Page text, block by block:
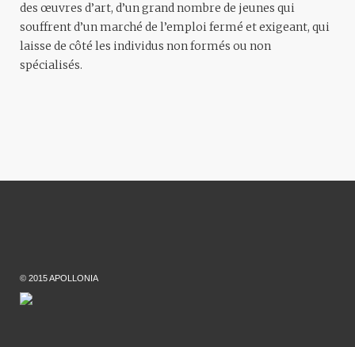
des œuvres d’art, d’un grand nombre de jeunes qui
souffrent d’un marché de l’emploi fermé et exigeant, qui
laisse de côté les individus non formés ou non
spécialisés.
© 2015 APOLLONIA